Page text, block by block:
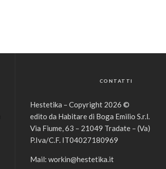
CONTATTI
Hestetika – Copyright 2026 ©
edito da Habitare di Boga Emilio S.r.l.
Via Fiume, 63 – 21049 Tradate – (Va)
P.Iva/C.F. IT04027180969
Mail: workin@hestetika.it